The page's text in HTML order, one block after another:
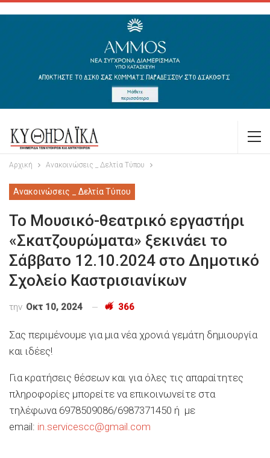
Αρχική Ανακοινώσεις _ Δελτία Τύπου
Ανακοινώσεις _ Δελτία Τύπου
Το Μουσικό-θεατρικό εργαστήρι
«Σκατζουρώματα» ξεκινάει το
Σάββατο 12.10.2024 στο Δημοτικό
Σχολείο Καστρισιανίκων
την Οκτ 10, 2024 366
Σας περιμένουμε για μια νέα χρονιά γεμάτη δημιουργία
και ιδέες!
Για κρατήσεις θέσεων και για όλες τις απαραίτητες
πληροφορίες μπορείτε να επικοινωνείτε στα
τηλέφωνα 6978509086/6987371450 ή με
email: in.servicescc@gmail.com